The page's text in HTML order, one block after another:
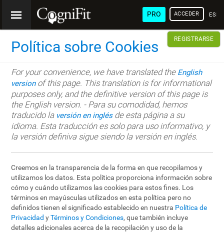
PRO ACCEDER
REGISTRARSE
Política sobre Cookies
For your convenience, we have translated the English
versionof this page. This translation is for informational
purposes only, and the definitive version of this page is
the English version. - Para su comodidad, hemos
traducido la versión en inglésde esta página a su
idioma. Esta traducción es solo para uso informativo, y
la versión definiva sigue siendo la versión en inglés.
Creemos en la transparencia de la forma en que recopilamos y
utilizamos los datos. Esta política proporciona información sobre
cómo y cuándo utilizamos las cookies para estos fines. Los
términos en mayúsculas utilizados en esta política pero no
definidos tienen el significado establecido en nuestra Política de
Privacidad yTérminos y Condiciones, que también incluye
detalles adicionales acerca de la recopilación y uso de la